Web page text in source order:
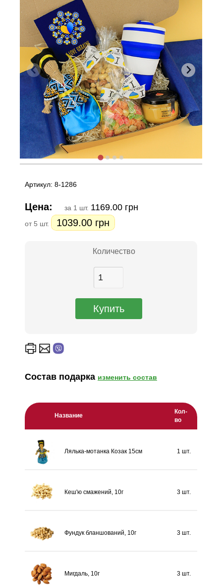
Артикул: 8-1286
Цена: за 1 шт. 1169.00 грн
от 5 шт. 1039.00 грн
Количество
Состав подарка изменить состав
Название
Кол-
во
Лялька-мотанка Козак 15см 1 шт.
Кеш'ю смажений, 10г 3 шт.
Фундук бланшований, 10г 3 шт.
Мигдаль, 10г 3 шт.